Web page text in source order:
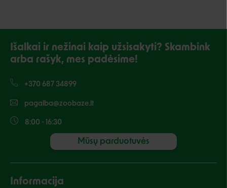
Išalkai ir nežinai kaip užsisakyti? Skambink
arba rašyk, mes padėsime!
+370 687 34899
pagalba@zoobaze.lt
8:00 - 16:30
Mūsų parduotuvės
Informacija